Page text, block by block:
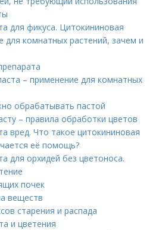
для фикуса. Цитокининовая
комнатных растений, зачем и
– применение для комнатных
обрабатывать пастой
– правила обработки цветов
вред. Что такое цитокининовая
её помощь?
для орхидей без цветоноса.
почек
веществ
старения и распада
и цветения